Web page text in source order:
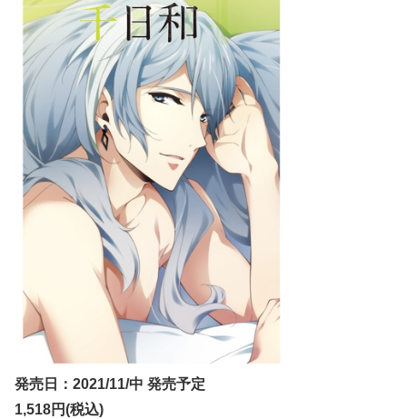
発売日：2021/11/中 発売予定
1,518円(税込)